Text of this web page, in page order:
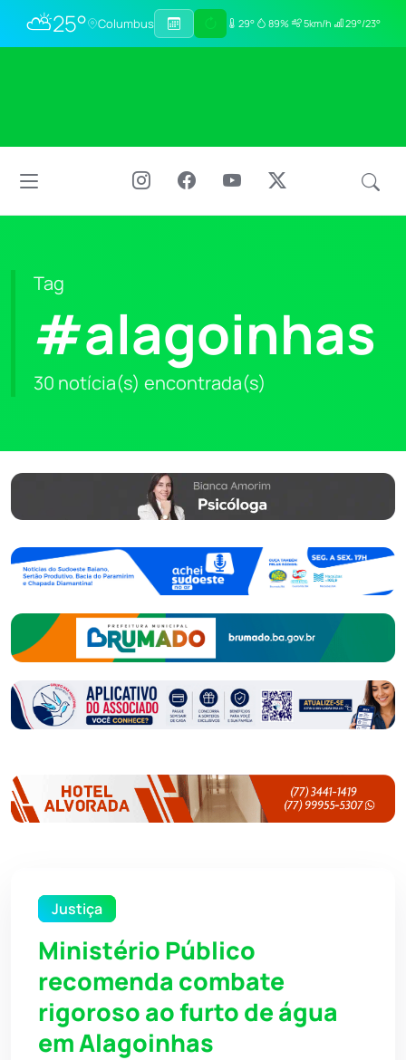
⛅25° Columbus 29° 89% 5km/h 29°/23°
Tag
#alagoinhas
30 notícia(s) encontrada(s)
Justiça
Ministério Público
recomenda combate
rigoroso ao furto de água
em Alagoinhas